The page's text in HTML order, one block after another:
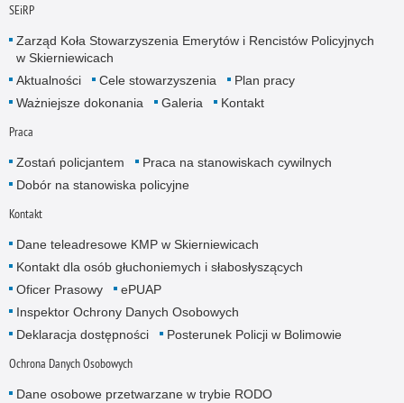
SEiRP
Zarząd Koła Stowarzyszenia Emerytów i Rencistów Policyjnych
w Skierniewicach
Aktualności
Cele stowarzyszenia
Plan pracy
Ważniejsze dokonania
Galeria Kontakt
Praca
Zostań policjantem
Praca na stanowiskach cywilnych
Dobór na stanowiska policyjne
Kontakt
Dane teleadresowe KMP w Skierniewicach
Kontakt dla osób głuchoniemych i słabosłyszących
Oficer Prasowy
ePUAP
Inspektor Ochrony Danych Osobowych
Deklaracja dostępności
Posterunek Policji w Bolimowie
Ochrona Danych Osobowych
Dane osobowe przetwarzane w trybie RODO